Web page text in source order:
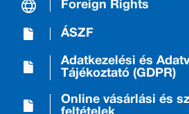
Foreign Rights
ÁSZF
Adatkezelési és
Tájékoztató (GDPR)
Online vásárlási és